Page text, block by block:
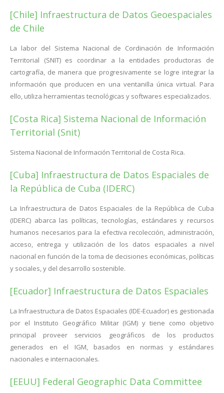
[Chile] Infraestructura de Datos Geoespaciales
de Chile
La labor del Sistema Nacional de Cordinación de Información
Territorial (SNIT) es coordinar a la entidades productoras de
cartografía, de manera que progresivamente se logre integrar la
información que producen en una ventanilla única virtual. Para
ello, utiliza herramientas tecnológicas y softwares especializados.
[Costa Rica] Sistema Nacional de Información
Territorial (Snit)
Sistema Nacional de Información Territorial de Costa Rica.
[Cuba] Infraestructura de Datos Espaciales de
la República de Cuba (IDERC)
La Infraestructura de Datos Espaciales de la República de Cuba
(IDERC) abarca las políticas, tecnologías, estándares y recursos
humanos necesarios para la efectiva recolección, administración,
acceso, entrega y utilización de los datos espaciales a nivel
nacional en función de la toma de decisiones económicas, políticas
y sociales, y del desarrollo sostenible.
[Ecuador] Infraestructura de Datos Espaciales
La Infraestructura de Datos Espaciales (IDE-Ecuador) es gestionada
por el Instituto Geográfico Militar (IGM) y tiene como objetivo
principal proveer servicios geográficos de los productos
generados en el IGM, basados en normas y estándares
nacionales e internacionales.
[EEUU] Federal Geographic Data Committee